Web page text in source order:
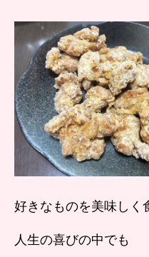
好きなものを美味しく
人生の喜びの中でも